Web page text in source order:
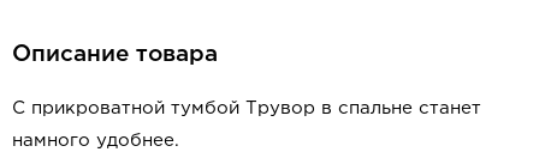
Описание товара
С прикроватной тумбой Трувор в спальне станет
намного удобнее.